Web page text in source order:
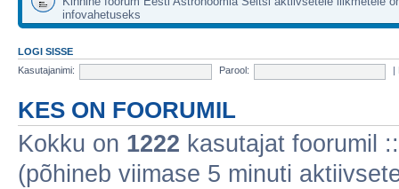
infovahetuseks
LOGI SISSE
Kasutajanimi:
Parool:
KES ON FOORUMIL
Kokku on 1222 kasutajat foorumil
(põhineb viimase 5 minuti